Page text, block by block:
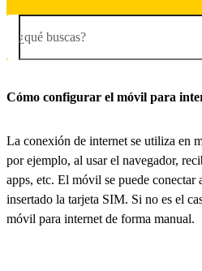
¿qué buscas?
Cómo configurar el móvil para
La conexión de internet se utiliza en
por ejemplo, al usar el navegador,
apps, etc. El móvil se puede conectar
insertado la tarjeta SIM. Si no es el
móvil para internet de forma manual.